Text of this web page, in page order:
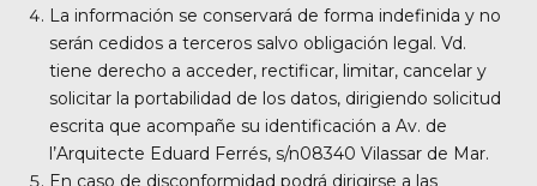
La información se conservará de forma indefinida y no
serán cedidos a terceros salvo obligación legal. Vd.
tiene derecho a acceder, rectificar, limitar, cancelar y
solicitar la portabilidad de los datos, dirigiendo solicitud
escrita que acompañe su identificación a Av. de
l’Arquitecte Eduard Ferrés, s/n08340 Vilassar de Mar.
En caso de disconformidad podrá dirigirse a las